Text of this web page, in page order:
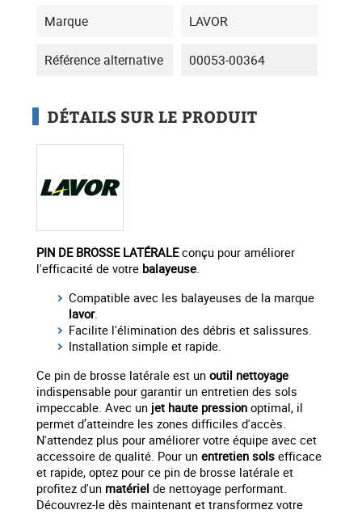
Marque LAVOR
Référence alternative 00053-00364
DÉTAILS SUR LE PRODUIT
PIN DE BROSSE LATÉRALEconçu pour améliorer
l'efficacité de votre balayeuse.
Compatible avec les balayeuses de la marque
lavor.
Facilite l'élimination des débris et salissures.
Installation simple et rapide.
Ce pin de brosse latérale est un outil nettoyage
indispensable pour garantir un entretien des sols
impeccable. Avec un jet haute pression optimal, il
permet d’atteindre les zones difficiles d'accès.
N'attendez plus pour améliorer votre équipe avec cet
accessoire de qualité. Pour un entretien sols efficace
et rapide, optez pour ce pin de brosse latérale et
profitez d'un matériel de nettoyage performant.
Découvrez-le dès maintenant et transformez votre